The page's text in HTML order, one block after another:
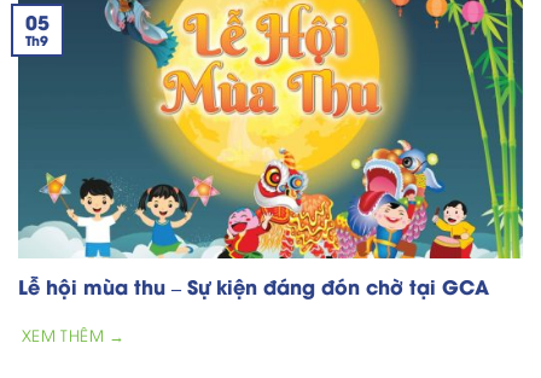
Lễ hội mùa thu – Sự kiện đáng đón chờ tại GCA
XEM THÊM →
05
Th9